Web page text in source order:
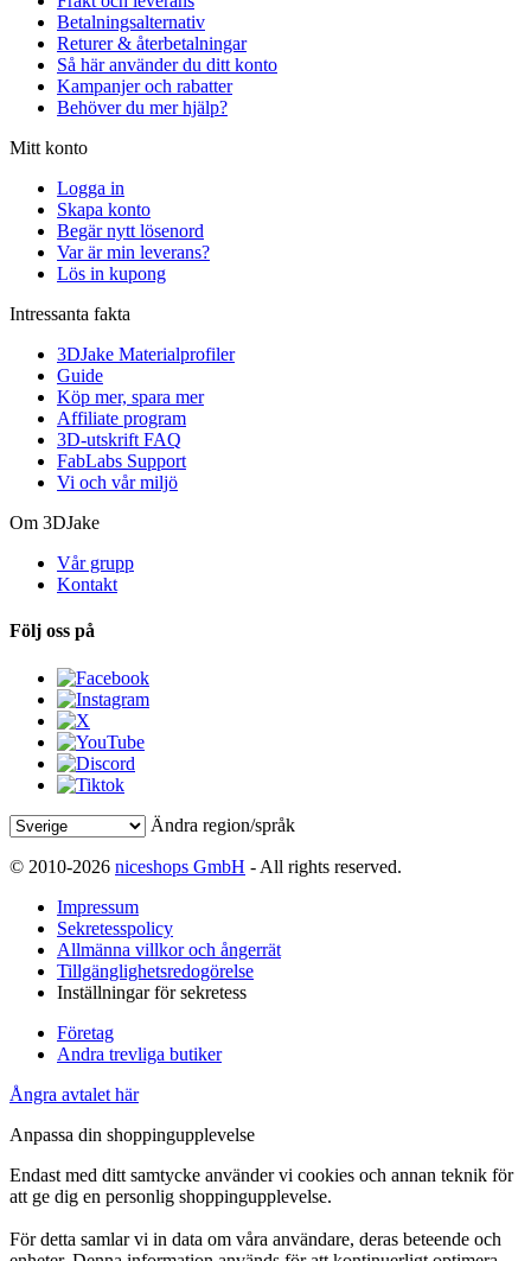
Betalningsalternativ
Returer & återbetalningar
Så här använder du ditt konto
Kampanjer och rabatter
Behöver du mer hjälp?
Mitt konto
Logga in
Skapa konto
Begär nytt lösenord
Var är min leverans?
Lös in kupong
Intressanta fakta
3DJake Materialprofiler
Guide
Köp mer, spara mer
Affiliate program
3D-utskrift FAQ
FabLabs Support
Vi och vår miljö
Om 3DJake
Vår grupp
Kontakt
Följ oss på
Ändra region/språk
© 2010-2026 niceshops GmbH - All rights reserved.
Impressum
Sekretesspolicy
Allmänna villkor och ångerrät
Tillgänglighetsredogörelse
Inställningar för sekretess
Företag
Andra trevliga butiker
Ångra avtalet här
Anpassa din shoppingupplevelse
Endast med ditt samtycke använder vi cookies och annan teknik för
att ge dig en personlig shoppingupplevelse.
För detta samlar vi in data om våra användare, deras beteende och